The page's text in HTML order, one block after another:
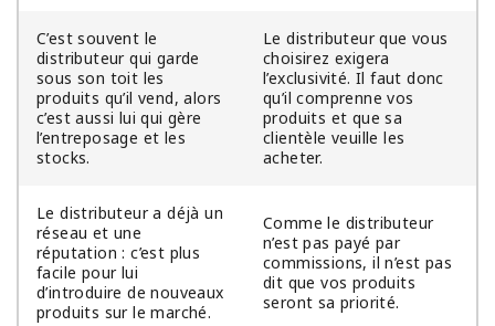
C’est souvent le
distributeur qui garde
sous son toit les
produits qu’il vend, alors
c’est aussi lui qui gère
l’entreposage et les
stocks.
Le distributeur que vous
choisirez exigera
l’exclusivité. Il faut donc
qu’il comprenne vos
produits et que sa
clientèle veuille les
acheter.
Le distributeur a déjà un
réseau et une
réputation : c’est plus
facile pour lui
d’introduire de nouveaux
produits sur le marché.
Comme le distributeur
n’est pas payé par
commissions, il n’est pas
dit que vos produits
seront sa priorité.